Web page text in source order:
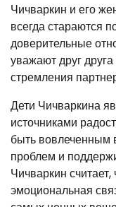
Чичваркин и его
всегда стараются
доверительные
уважают друг
стремления
Дети Чичваркина
источниками
быть вовлеченным
проблем и
Чичваркин
эмоциональная